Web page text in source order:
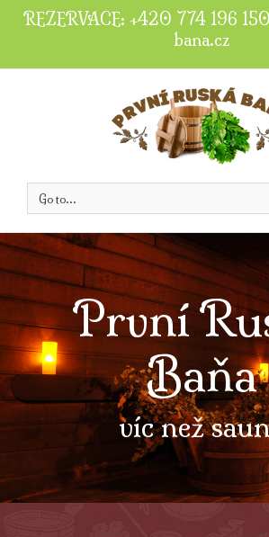
REZERVACE: +420 774 196 150
bana.cz
Go to...
První
Baňa
víc než